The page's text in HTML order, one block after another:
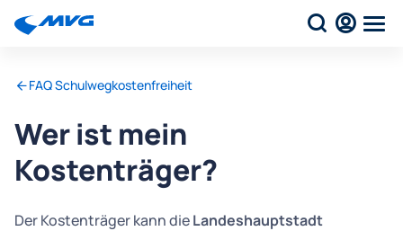
FAQ Schulwegkostenfreiheit
Wer ist mein
Kostenträger?
Der Kostenträger kann dieLandeshauptstadt